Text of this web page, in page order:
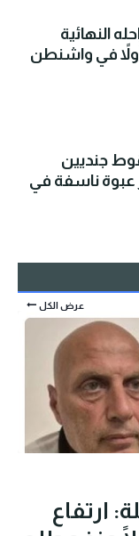
النهائية
أولاً في واشنطن
جنديين
انفجار عبوة ناسفة في
عرض الكل
ارتفاع